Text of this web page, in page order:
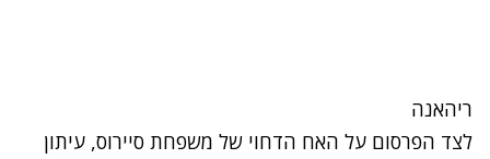
ריהאנה
לצד הפרסום על האח הדחוי של משפחת סיירוס, עיתון